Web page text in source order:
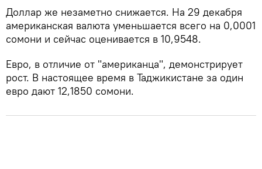
Доллар же незаметно снижается. На 29 декабря
американская валюта уменьшается всего на 0,0001
сомони и сейчас оценивается в 10,9548.
Евро, в отличие от "американца", демонстрирует
рост. В настоящее время в Таджикистане за один
евро дают 12,1850 сомони.